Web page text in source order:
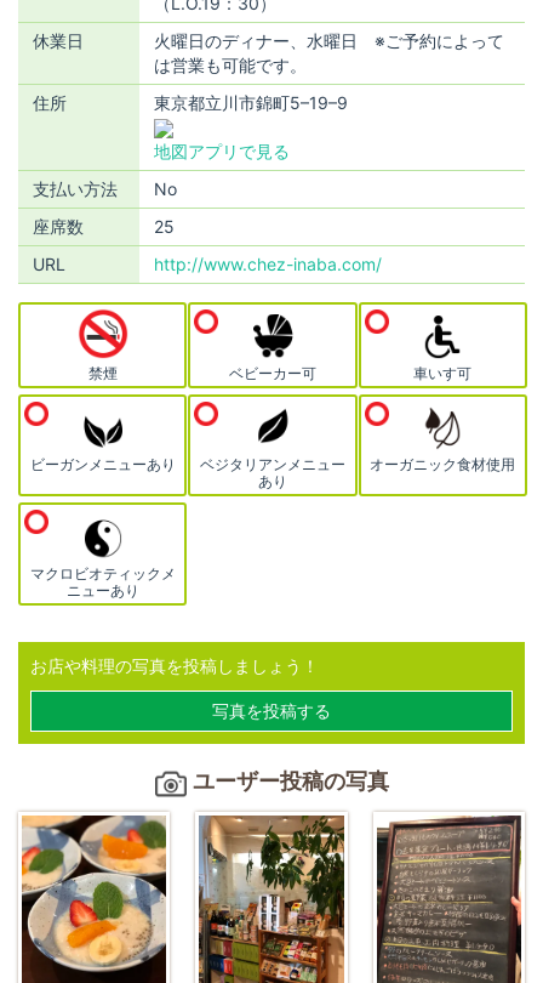
休業日
火曜日のディナー、水曜日 ※ご予約によって
は営業も可能です。
住所
東京都立川市錦町5–19–9
地図アプリで見る
支払い方法
No
座席数
25
URL
http://www.chez-inaba.com/
禁煙 ベビーカー可 車いす可
ビーガンメニューあり
ベジタリアンメニュー
あり
オーガニック食材使用
マクロビオティックメ
ニューあり
お店や料理の写真を投稿しましょう！
写真を投稿する
ユーザー投稿の写真